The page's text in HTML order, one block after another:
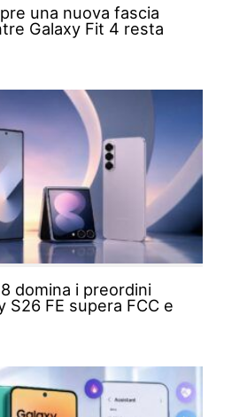
una nuova fascia
Galaxy Fit 4 resta
domina i preordini
S26 FE supera FCC e